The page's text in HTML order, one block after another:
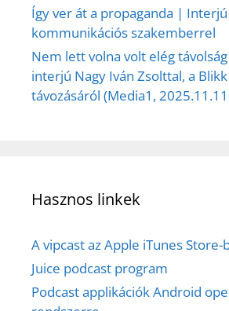
Így ver át a propaganda |
kommunikációs szakemberrel
Nem lett volna volt elég távolság
interjú Nagy Iván Zsolttal, a
távozásáról (Media1,
Hasznos linkek
A vipcast az Apple iTunes Store-
Juice podcast program
Podcast applikációk Android